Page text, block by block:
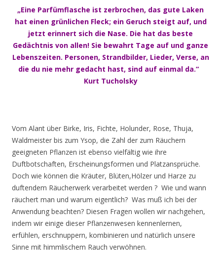
„Eine Parfümflasche ist zerbrochen, das gute Laken
hat einen grünlichen Fleck; ein Geruch steigt auf, und
jetzt erinnert sich die Nase. Die hat das beste
Gedächtnis von allen! Sie bewahrt Tage auf und ganze
Lebenszeiten. Personen, Strandbilder, Lieder, Verse, an
die du nie mehr gedacht hast, sind auf einmal da.“
Kurt Tucholsky
Vom Alant über Birke, Iris, Fichte, Holunder, Rose, Thuja,
Waldmeister bis zum Ysop, die Zahl der zum Räuchern
geeigneten Pflanzen ist ebenso vielfältig wie ihre
Duftbotschaften, Erscheinungsformen und Platzansprüche.
Doch wie können die Kräuter, Blüten,Hölzer und Harze zu
duftendem Räucherwerk verarbeitet werden ? Wie und wann
räuchert man und warum eigentlich? Was muß ich bei der
Anwendung beachten? Diesen Fragen wollen wir nachgehen,
indem wir einige dieser Pflanzenwesen kennenlernen,
erfühlen, erschnuppern, kombinieren und natürlich unsere
Sinne mit himmlischem Rauch verwöhnen.